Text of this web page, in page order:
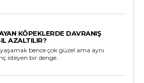
KÖPEKLERDE DAVRANIŞ
AZALTILIR?
bence çok güzel ama aynı
isteyen bir denge...